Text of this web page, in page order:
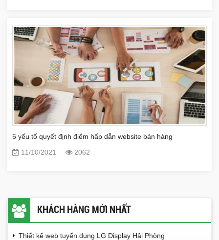
5 yếu tố quyết định điểm hấp dẫn website bán hàng
11/10/2021
2062
KHÁCH HÀNG MỚI NHẤT
Thiết kế web tuyển dụng LG Display Hải Phòng